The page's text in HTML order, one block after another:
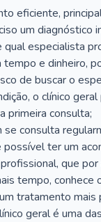
eficiente,
um diagnóstico
especialista
tempo e dinheiro,
de buscar o
o clínico
primeira consulta;
se consulta
possível ter um
que por
tempo, conhece
tratamento mais
geral é uma